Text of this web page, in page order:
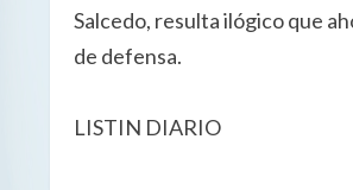
Salcedo, resulta ilógico que
de defensa.
LISTIN DIARIO